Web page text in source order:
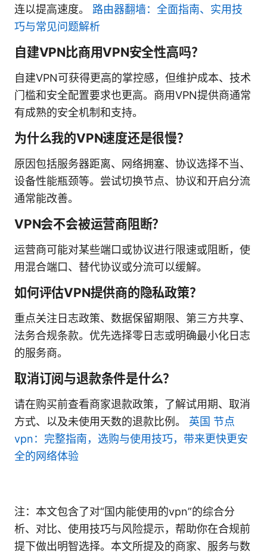
连以提高速度。 路由器翻墙：全面指南、实用技
巧与常见问题解析
自建VPN比商用VPN安全性高吗？
自建VPN可获得更高的掌控感，但维护成本、技术
门槛和安全配置要求也更高。商用VPN提供商通常
有成熟的安全机制和支持。
为什么我的VPN速度还是很慢？
原因包括服务器距离、网络拥塞、协议选择不当、
设备性能瓶颈等。尝试切换节点、协议和开启分流
通常能改善。
VPN会不会被运营商阻断？
运营商可能对某些端口或协议进行限速或阻断，使
用混合端口、替代协议或分流可以缓解。
如何评估VPN提供商的隐私政策？
重点关注日志政策、数据保留期限、第三方共享、
法务合规条款。优先选择零日志或明确最小化日志
的服务商。
取消订阅与退款条件是什么？
请在购买前查看商家退款政策，了解试用期、取消
方式、以及未使用天数的退款比例。 英国 节点
vpn：完整指南，选购与使用技巧，带来更快更安
全的网络体验
注：本文包含了对“国内能使用的vpn”的综合分
析、对比、使用技巧与风险提示，帮助你在合规前
提下做出明智选择。本文所提及的商家、服务与数